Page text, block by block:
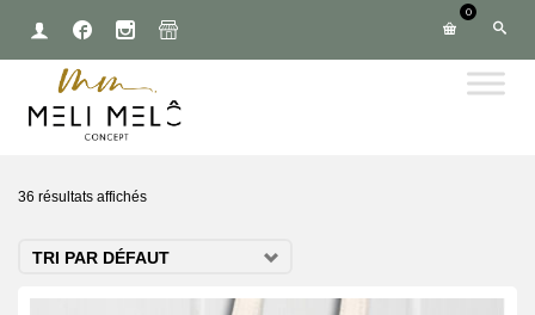
0
36 résultats affichés
TRI PAR DÉFAUT